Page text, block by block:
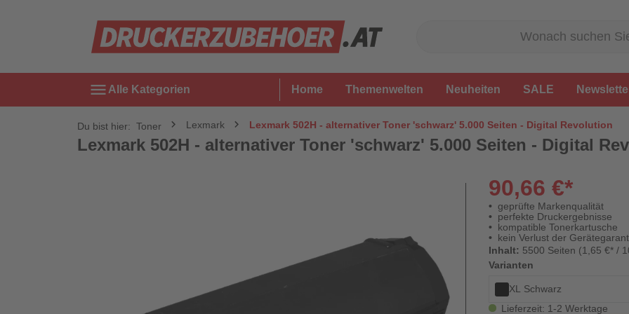
menu Alle Kategorien Home Themenwelten Neuheiten SALE
Du bist hier: Toner Lexmark Lexmark 502H - alternativer Toner 'schwarz' 5.000 Seiten - Digital Revolution
Lexmark 502H - alternativer Toner 'schwarz' 5.000 Seiten - Digital
90,66 €*
geprüfte Markenqualität
perfekte Druckergebnisse
kompatible Tonerkartusche
kein Verlust der
Inhalt: 5500 Seiten (1,65 €* /
Varianten
XL Schwarz
Lieferzeit: 1-2 Werktage